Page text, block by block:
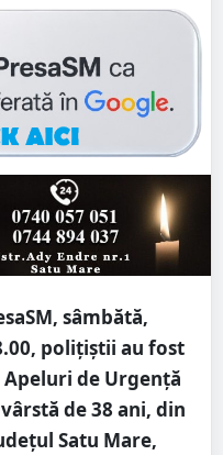
sâmbătă,
polițiștii au fost
de Urgență
de 38 ani, din
Satu Mare,